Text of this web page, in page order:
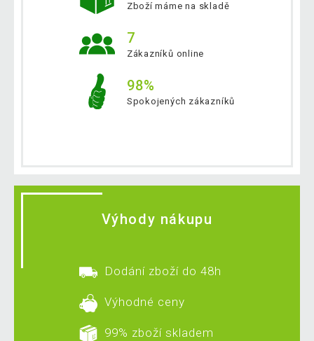
Zboží máme na skladě
7
Zákazníků online
98%
Spokojených zákazníků
Výhody nákupu
Dodání zboží do 48h
Výhodné ceny
99% zboží skladem